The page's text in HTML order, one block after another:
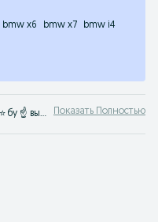
bmw x6 bmw x7
bmw i4
Купить BMW 325 в Узбекистане ✔️ новые ⭐ бу ☝ выгодные цены на БМВ 325 найдете ☛ OLX.uz Узбекистан ⭐ Твой автомобиль ждет тебя на OLX.uz! Показать Полностью